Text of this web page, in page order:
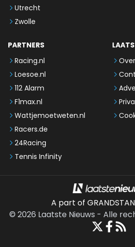
Utrecht
Zwolle
PARTNERS
Racing.nl
Loesoe.nl
112 Alarm
F1max.nl
Wattjemoetweten.nl
Racers.de
24Racing
Tennis Infinity
A part of
© 2026 Laatste Nieuws - Alle